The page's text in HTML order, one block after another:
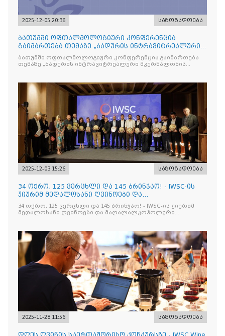
2025-12-05 20:36 საზოგადოება
ბათუმში ოფთალმოლოგიური კონფერენცია
გაიმართება თემაზე „ბადურის ინტრავიტრეალური
მკურნალობის ოპტიმიზაცი
ბათუმში ოფთალმოლოგიური კონფერენცია გაიმართება
თემაზე „ბადურის ინტრავიტრეალური მკურნალობის
2025-12-03 15:26 საზოგადოება
34 ოქრო, 125 ვერცხლი და 145 ბრინჯაო! - IWSC-ის
ჟიურიმ მედალოსანი ღვინოები და
მაღალალკოჰოლური სასმელე
34 ოქრო, 125 ვერცხლი და 145 ბრინჯაო! - IWSC-ის ჟიურიმ
მედალოსანი ღვინოები და მაღალალკოჰოლური
2025-11-28 11:56 საზოგადოება